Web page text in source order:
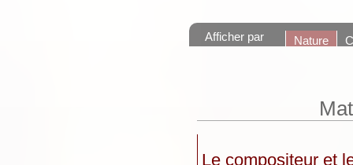
Afficher par Nature
Le compositeur et